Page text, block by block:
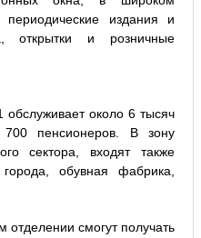
периодические издания и
открытки и розничные
обслуживает около 6 тысяч
пенсионеров. В зону
сектора, входят также
обувная фабрика,
смогут получать